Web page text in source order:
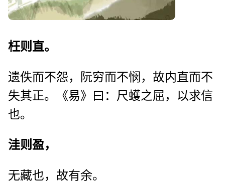
枉则直。
遗佚而不怨，阮穷而不悯，故内直而不
失其正。《易》曰：尺蠖之屈，以求信
也。
洼则盈，
无藏也，故有余。